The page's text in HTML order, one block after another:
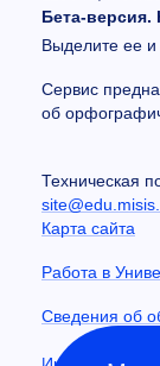
Бета-версия.
Выделите ее и
Сервис
об
Техническая
Карта сайта
Работа в
Сведения об